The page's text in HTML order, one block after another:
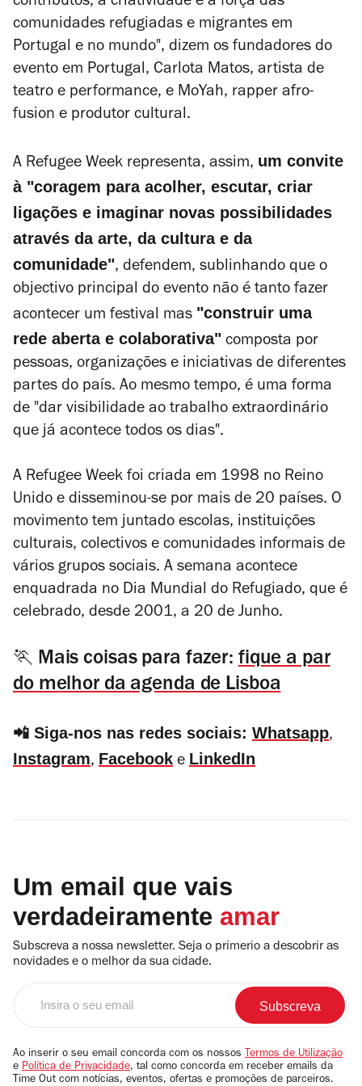
comunidades refugiadas e migrantes em
Portugal e no mundo", dizem os fundadores do
evento em Portugal, Carlota Matos, artista de
teatro e performance, e MoYah, rapper afro-
fusion e produtor cultural.
A Refugee Week representa, assim, um convite
à "coragem para acolher, escutar, criar
ligações e imaginar novas possibilidades
através da arte, da cultura e da
comunidade", defendem, sublinhando que o
objectivo principal do evento não é tanto fazer
acontecer um festival mas "construir uma
rede aberta e colaborativa" composta por
pessoas, organizações e iniciativas de diferentes
partes do país. Ao mesmo tempo, é uma forma
de "dar visibilidade ao trabalho extraordinário
que já acontece todos os dias".
A Refugee Week foi criada em 1998 no Reino
Unido e disseminou-se por mais de 20 países. O
movimento tem juntado escolas, instituições
culturais, colectivos e comunidades informais de
vários grupos sociais. A semana acontece
enquadrada no Dia Mundial do Refugiado, que é
celebrado, desde 2001, a 20 de Junho.
🏃 Mais coisas para fazer:fique a par
do melhor da agenda de Lisboa
📲 Siga-nos nas redes sociais: Whatsapp,
Instagram, Facebook e LinkedIn
Um email que vais
verdadeiramente amar
Subscreva a nossa newsletter. Seja o primerio a descobrir as
novidades e o melhor da sua cidade.
email
Ao inserir o seu email concorda com os nossos Termos de Utilização
e Política de Privacidade, tal como concorda em receber emails da
Time Out com notícias, eventos, ofertas e promoções de parceiros.